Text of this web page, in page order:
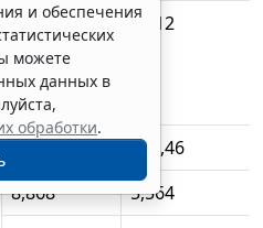
9,197 5,512
117,50
104,46
8,868
5,564
и обеспечения
можете
данных в
обработки.